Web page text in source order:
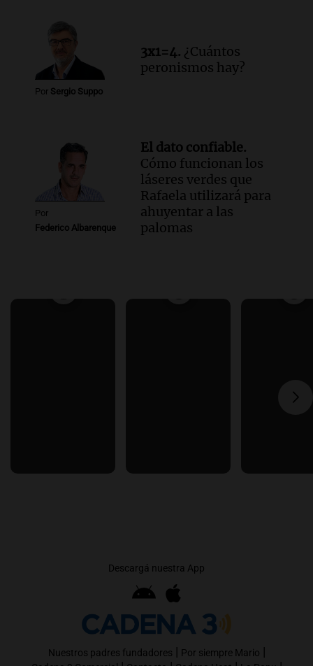
Por Sergio Suppo
3x1=4. ¿Cuántos
peronismos hay?
Por
Federico Albarenque
El dato confiable.
Cómo funcionan los
láseres verdes que
Rafaela utilizará para
ahuyentar a las
palomas
Descargá nuestra App
Nuestros padres fundadores | Por siempre Mario |